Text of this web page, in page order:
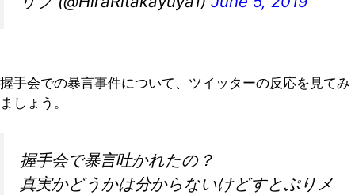
握手会での暴言事件について、ツイッターの反応を見てみ
ましょう。
握手会で暴言吐かれたの？
真実かどうかは分からないけどすとぷりメ